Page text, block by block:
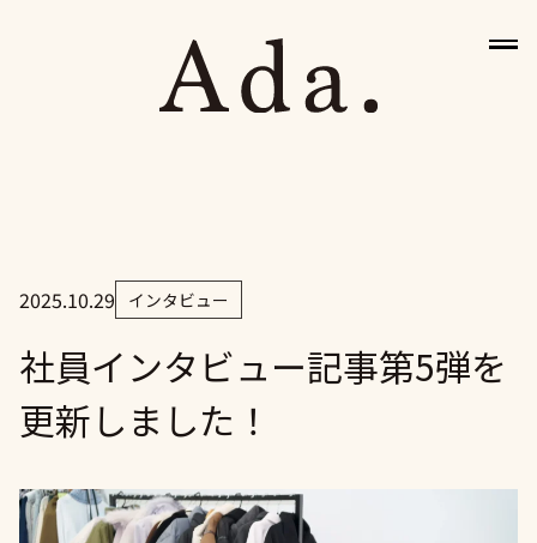
HOME
BRANDS
NEWS
2025.10.29 インタビュー
社員インタビュー記事第5弾を
更新しました！